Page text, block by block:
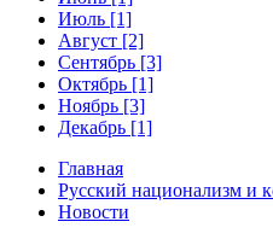
Июль [1]
Август [2]
Сентябрь [3]
Октябрь [1]
Ноябрь [3]
Декабрь [1]
Главная
Русский национализм и
Новости